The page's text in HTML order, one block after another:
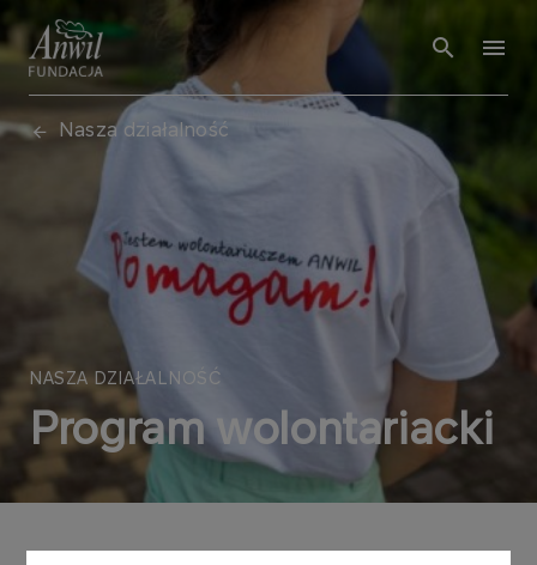
Nasza działalność
NASZA DZIAŁALNOŚĆ
Program wolontariacki